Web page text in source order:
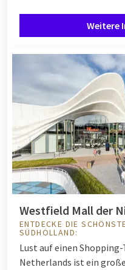
Weitere
Westfield Mall der
ENTDECKE DIE
SÜDHOLLAND:
Lust auf einen
Netherlands ist ein